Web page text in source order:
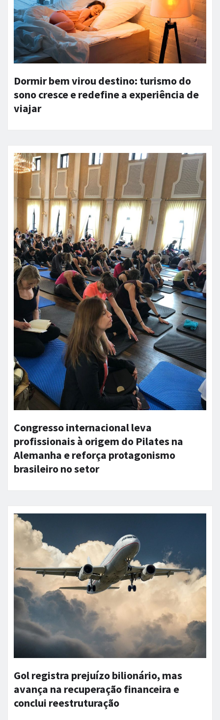
Dormir bem virou destino: turismo do
sono cresce e redefine a experiência de
viajar
Congresso internacional leva
profissionais à origem do Pilates na
Alemanha e reforça protagonismo
brasileiro no setor
Gol registra prejuízo bilionário, mas
avança na recuperação financeira e
conclui reestruturação